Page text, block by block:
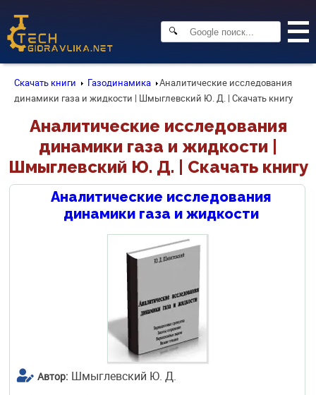
🔍
Скачать книги Газодинамика
Аналитические исследования
динамики газа и жидкости | Шмыглевский Ю. Д. | Скачать книгу
Аналитические исследования
динамики газа и жидкости |
Шмыглевский Ю. Д. | Скачать книгу
Аналитические исследования
динамики газа и жидкости
Автор: Шмыглевский Ю. Д.